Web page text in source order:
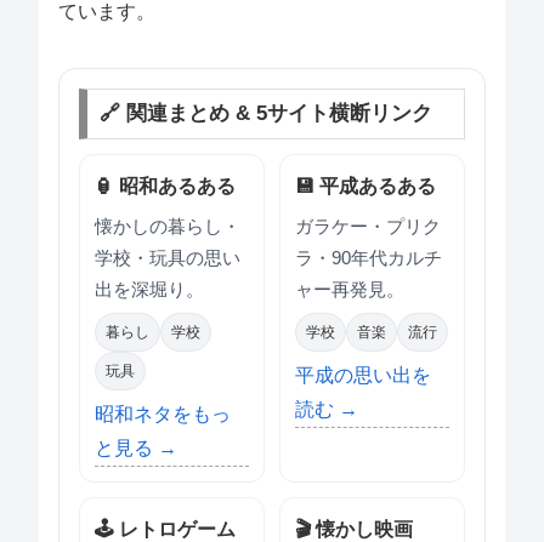
ています。
🔗 関連まとめ & 5サイト横断リンク
🏮 昭和あるある
懐かしの暮らし・
学校・玩具の思い
出を深堀り。
暮らし 学校
玩具
昭和ネタをもっ
と見る →
💾 平成あるある
ガラケー・プリク
ラ・90年代カルチ
ャー再発見。
学校 音楽 流行
平成の思い出を
読む →
🕹 レトロゲーム 🎬 懐かし映画